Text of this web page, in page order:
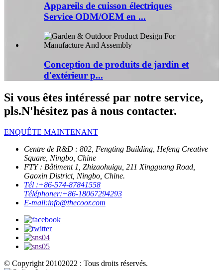
Appareils de cuisson électriques
Service ODM/OEM en ...
Conception de produits de jardin et
d'extérieur p...
Si vous êtes intéressé par notre service,
pls.N'hésitez pas à nous contacter.
ENQUÊTE MAINTENANT
Centre de R&D : 802, Fengting Building, Hefeng Creative
Square, Ningbo, Chine
FTY : Bâtiment 1, Zhizaohuigu, 211 Xingguang Road,
Gaoxin District, Ningbo, Chine.
Tél :+86-574-87841558
Téléphoner:+86-18067294293
E-mail:info@thecoor.com
© Copyright 20102022 : Tous droits réservés.